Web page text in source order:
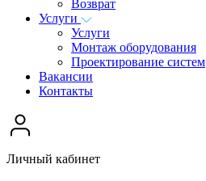
Возврат
Услуги
Услуги
Монтаж оборудования
Проектирование систем
Вакансии
Контакты
Личный кабинет